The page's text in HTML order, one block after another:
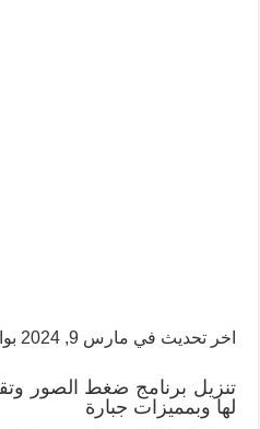
اخر تحديث في مارس 9, 2024 بواسطة
تنزيل برنامج ضغط الصور
لها وبمميزات جبارة